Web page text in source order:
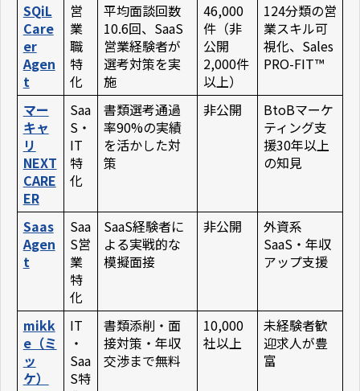
SQiL
Care
er
Agen
t
営
業
職
特
化
平均面談回数
10.6回、SaaS
営業経験者が
選考対策を実
施
46,000
件（非
公開
2,000件
以上）
124分類の営
業スキル可
視化、Sales
PRO-FIT™
マー
キャ
リ
NEXT
CARE
ER
Saa
S・
IT
特
化
書類選考通過
率90%の実績
を活かした対
策
非公開
BtoBマーケ
ティング支
援30年以上
の知見
Saas
Agen
t
Saa
S営
業
特
化
SaaS経験者に
よる実戦的な
模擬面接
非公開
外資系
SaaS・年収
アップ支援
mikk
e（ミ
ッ
ケ）
IT
・
Saa
S特
書類添削・面
接対策・年収
交渉まで無料
10,000
社以上
未経験者歓
迎求人が豊
富